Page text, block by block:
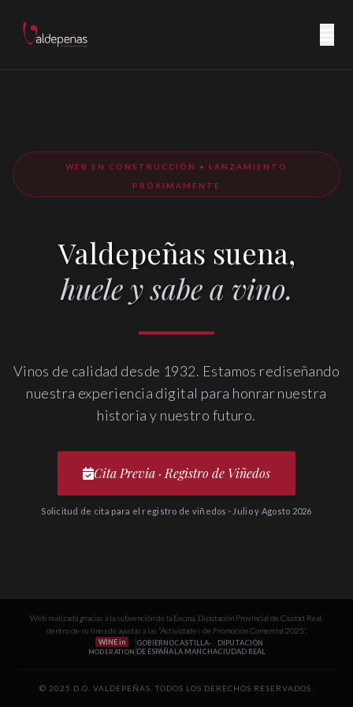
WEB EN CONSTRUCCIÓN • LANZAMIENTO
PRÓXIMAMENTE
Valdepeñas suena,
huele y sabe a vino.
Vinos de calidad desde 1932. Estamos rediseñando
nuestra experiencia digital para honrar nuestra
historia y nuestro futuro.
Cita Previa · Registro de Viñedos
Solicitud de cita para el registro de viñedos · Julio y Agosto 2026
Web realizada gracias a la subvención de la Excma. Diputación Provincial de Ciudad Real,
dentro de su línea de ayudas a las “Actividades de Promoción Comercial 2025”.
WINE in
MODERATION
GOBIERNO
DE ESPAÑA
CASTILLA-
LA MANCHA
DIPUTACIÓN
CIUDAD REAL
© 2025 D.O. VALDEPEÑAS. TODOS LOS DERECHOS RESERVADOS.